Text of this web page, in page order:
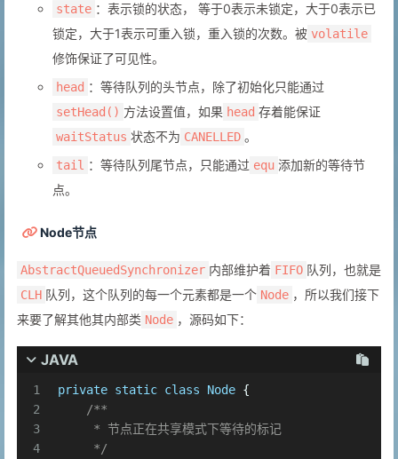
state ：表示锁的状态， 等于0表示未锁定，大于0表示已
锁定，大于1表示可重入锁，重入锁的次数。被 volatile
修饰保证了可见性。
head ：等待队列的头节点，除了初始化只能通过
setHead() 方法设置值，如果 head 存着能保证
waitStatus 状态不为 CANELLED 。
tail ：等待队列尾节点，只能通过 equ 添加新的等待节
点。
Node节点
AbstractQueuedSynchronizer 内部维护着 FIFO 队列，也就是
CLH 队列，这个队列的每一个元素都是一个 Node ，所以我们接下
来要了解其他其内部类 Node ，源码如下：
JAVA
1
2
3
4
private static class Node {
/**
     * 节点正在共享模式下等待的标记
     */